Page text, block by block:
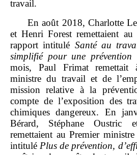
travail.
En août 2018, Charlotte
et Henri Forest remettaient
rapport intitulé Santé au
simplifié pour une prévention
mois, Paul Frimat remettait
ministre du travail et de
mission relative à la
compte de l’exposition des
chimiques dangereux. En
Bérard, Stéphane Oustric
remettaient au Premier
intitulé Plus de prévention,